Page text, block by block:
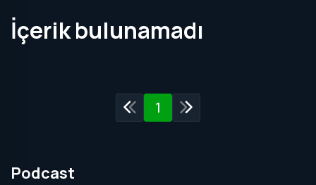
İçerik bulunamadı
1
Podcast